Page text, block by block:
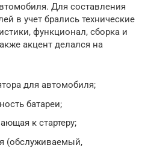
Для составления
в учет брались технические
функционал, сборка и
акцент делался на
для автомобиля;
батареи;
к стартеру;
(обслуживаемый,